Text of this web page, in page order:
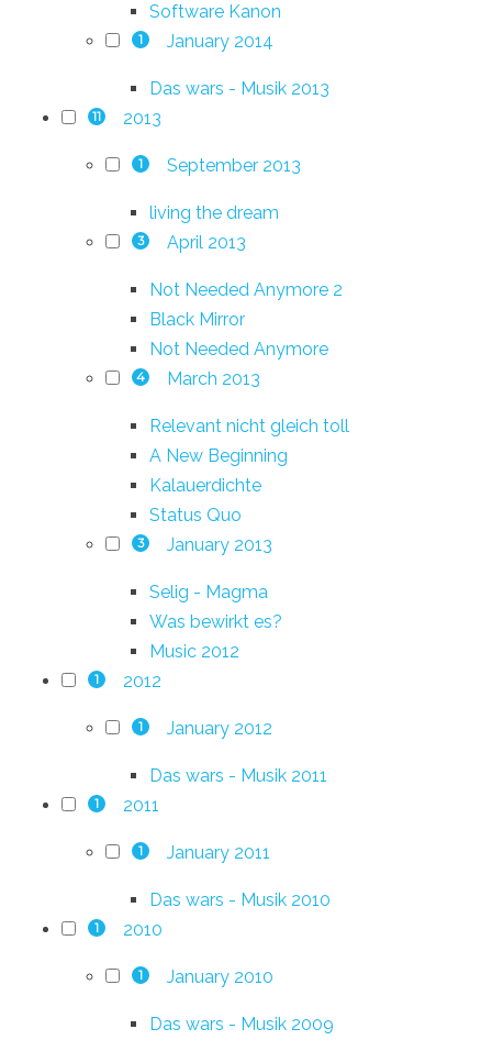
Software Kanon
1 January 2014
Das wars - Musik 2013
11 2013
1 September 2013
living the dream
3 April 2013
Not Needed Anymore 2
Black Mirror
Not Needed Anymore
4 March 2013
Relevant nicht gleich toll
A New Beginning
Kalauerdichte
Status Quo
3 January 2013
Selig - Magma
Was bewirkt es?
Music 2012
1 2012
1 January 2012
Das wars - Musik 2011
1 2011
1 January 2011
Das wars - Musik 2010
1 2010
1 January 2010
Das wars - Musik 2009